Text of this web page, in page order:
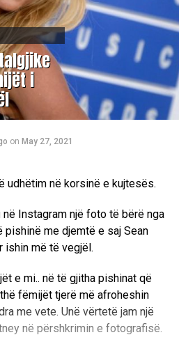
i
on May 27, 2021
udhëtim në korsinë e kujtesës.
Instagram një foto të bërë nga
pishinë me djemtë e saj Sean
ishin më të vegjël.
e mi.. në të gjitha pishinat që
fëmijët tjerë më afroheshin
me vete. Unë vërtetë jam një
në përshkrimin e fotografisë.